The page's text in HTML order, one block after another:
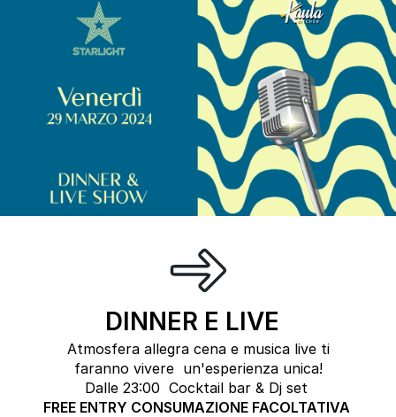
DINNER E LIVE
Atmosfera allegra cena e musica live ti
faranno vivere un'esperienza unica!
Dalle 23:00 Cocktail bar & Dj set
FREE ENTRY CONSUMAZIONE FACOLTATIVA